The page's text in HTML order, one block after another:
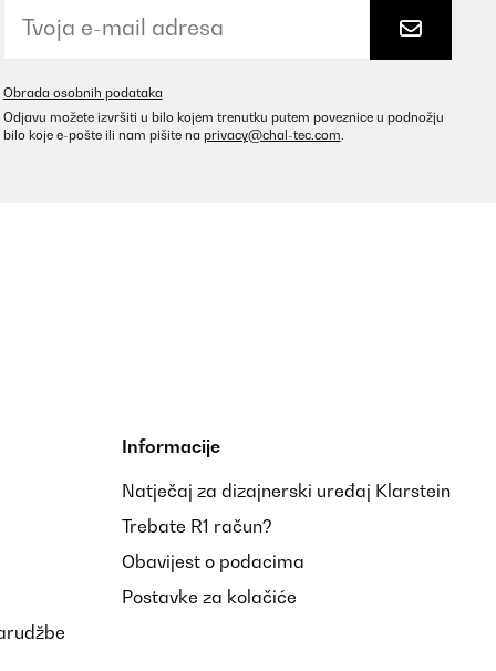
Obrada osobnih podataka
Odjavu možete izvršiti u bilo kojem trenutku putem poveznice u podnožju
bilo koje e-pošte ili nam pišite na privacy@chal-tec.com.
Informacije
Natječaj za dizajnerski uređaj Klarstein
Trebate R1 račun?
Obavijest o podacima
Postavke za kolačiće